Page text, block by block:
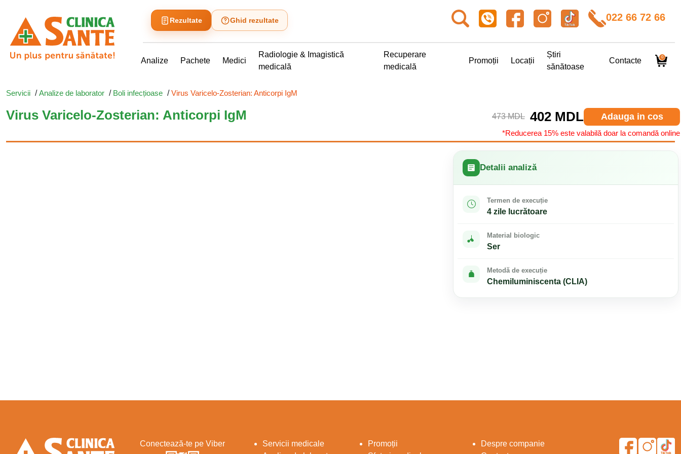
Rezultate Ghid rezultate 022 66 72 66
Analize Pachete Medici
Radiologie & Imagistică
medicală
Recuperare
medicală
Promoții Locații
Știri
sănătoase
Contacte 0
Servicii /Analize de laborator / Boli infecțioase /Virus Varicelo-Zosterian: Anticorpi IgM
Virus Varicelo-Zosterian: Anticorpi IgM 473 MDL 402 MDL Adauga in cos
*Reducerea 15% este valabilă doar la comandă online
Detalii analiză
Termen de execuție
4 zile lucrătoare
Material biologic
Ser
Metodă de execuție
Chemiluminiscenta (CLIA)
Conectează-te pe Viber
Servicii medicale
Promoții
Despre companie